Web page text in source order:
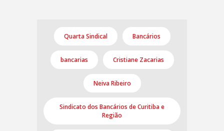
Quarta Sindical Bancários
bancarias Cristiane Zacarias
Neiva Ribeiro
Sindicato dos Bancários de Curitiba e
Região